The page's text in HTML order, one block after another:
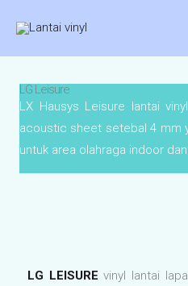
content
LG Leisure
LX Hausys Leisure lantai
acoustic sheet setebal 4 mm
untuk area olahraga indoor
LG LEISURE vinyl lantai